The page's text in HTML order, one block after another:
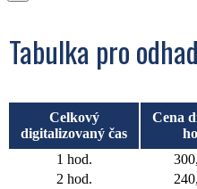
Tabulka pro
Celkový
digitalizovaný čas
Cena
1 hod.
2 hod.